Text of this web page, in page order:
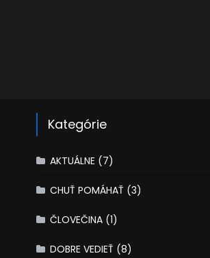
Kategórie
AKTUÁLNE (7)
CHUŤ POMÁHAŤ (3)
ČLOVEČINA(1)
DOBRE VEDIEŤ (8)